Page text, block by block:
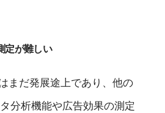
定が難しい
まだ発展途上であり、他の
分析機能や広告効果の測定